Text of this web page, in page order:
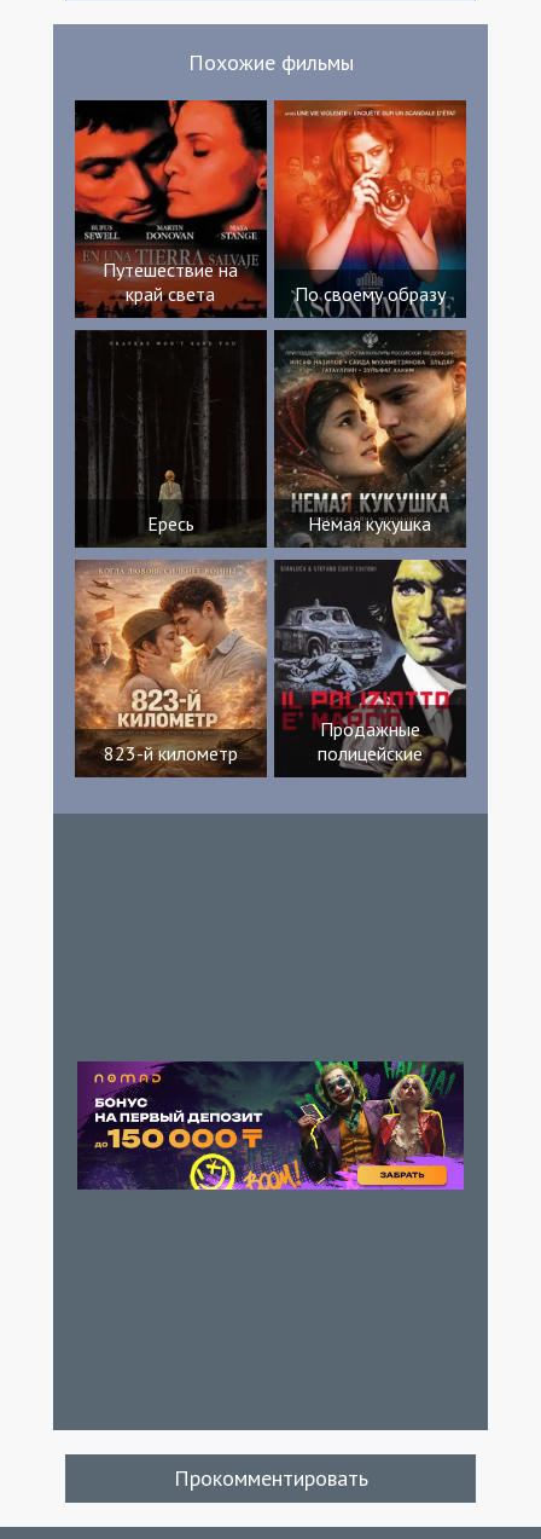
Похожие фильмы
Путешествие на
край света
По своему образу
Ересь Немая кукушка
823-й километр
Продажные
полицейские
Прокомментировать